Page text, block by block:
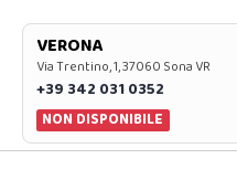
VERONA
Via Trentino, 1, 37060 Sona VR
+39 342 031 0352
NON DISPONIBILE